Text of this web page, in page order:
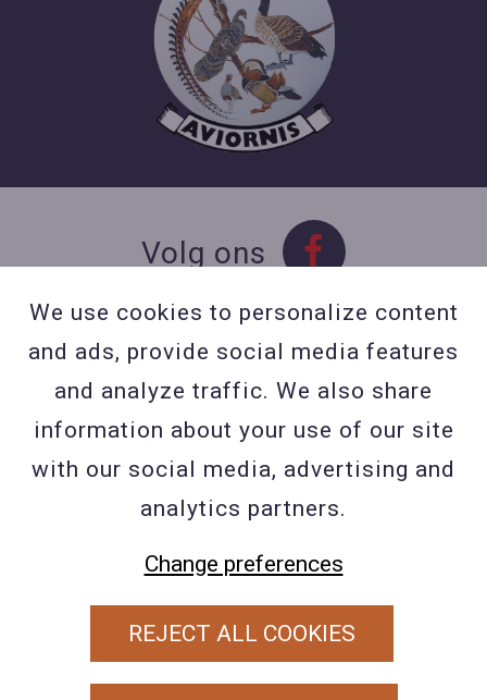
Volg ons
Contact
Contacteer ons
BE 0423 427 566 (0032
477601560
Wuytsbergen (HRT) 118, 2200
PRIVACY POLICY
We use cookies to personalize content
and ads, provide social media features
and analyze traffic. We also share
information about your use of our site
with our social media, advertising and
analytics partners.
Change preferences
REJECT ALL COOKIES